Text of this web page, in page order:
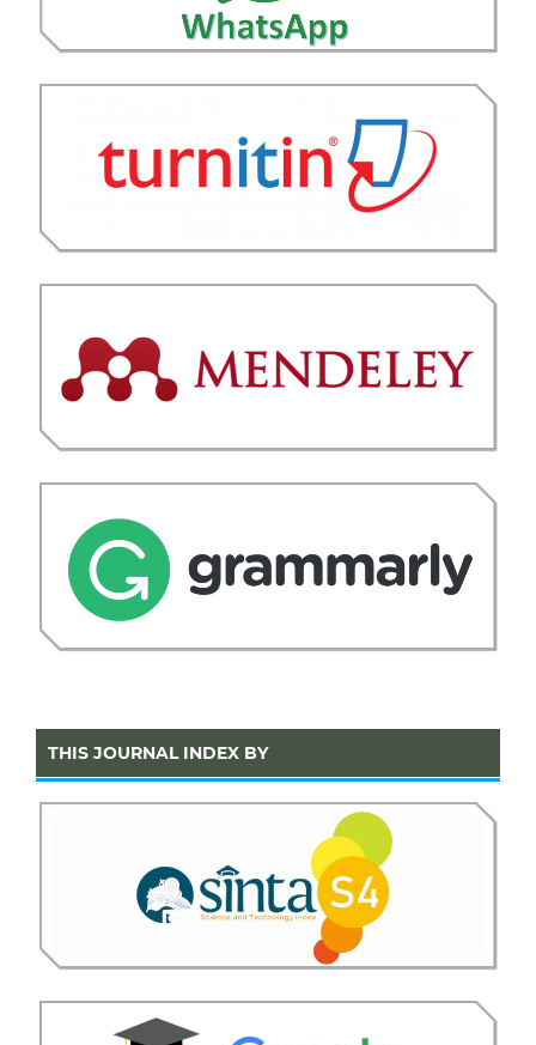
THIS JOURNAL INDEX BY